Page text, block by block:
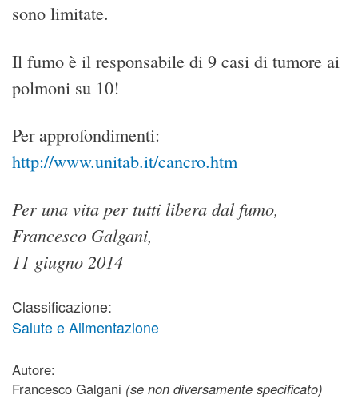
sono limitate.
Il fumo è il responsabile di 9 casi di tumore ai
polmoni su 10!
Per approfondimenti:
http://www.unitab.it/cancro.htm
Per una vita per tutti libera dal fumo,
Francesco Galgani,
11 giugno 2014
Classificazione:
Salute e Alimentazione
Autore:
Francesco Galgani (se non diversamente specificato)